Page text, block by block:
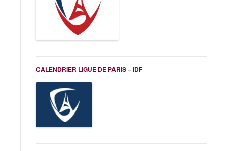
CALENDRIER LIGUE DE PARIS – IDF